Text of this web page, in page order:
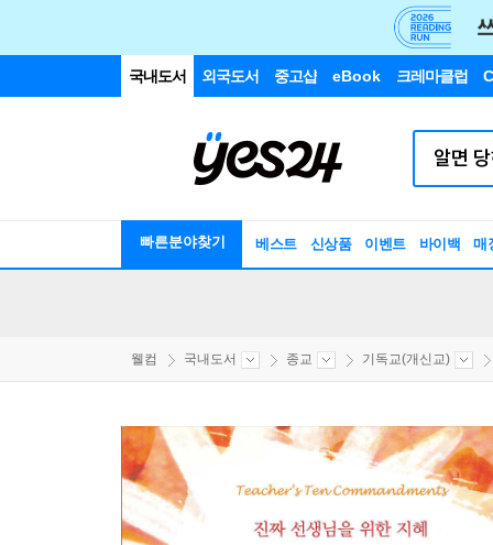
국내도서 외국도서 중고샵 eBook 크레마클럽
빠른분야찾기 베스트 신상품 이벤트 바이백 매
웰컴 국내도서 종교 기독교(개신교)